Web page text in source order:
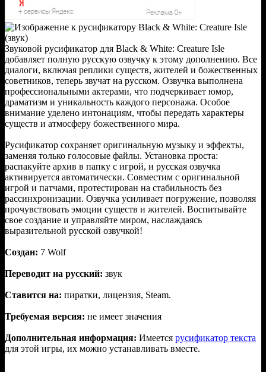
Звуковой русификатор для Black & White: Creature Isle
добавляет полную русскую озвучку к этому дополнению. Все
диалоги, включая реплики существ, жителей и божественных
советников, теперь звучат на русском. Озвучка выполнена
профессиональными актерами, что подчеркивает юмор,
драматизм и уникальность каждого персонажа. Особое
внимание уделено интонациям, чтобы передать характеры
существ и атмосферу божественного мира.
Русификатор сохраняет оригинальную музыку и эффекты,
заменяя только голосовые файлы. Установка проста:
распакуйте архив в папку с игрой, и русская озвучка
активируется автоматически. Совместим с оригинальной
игрой и патчами, протестирован на стабильность без
рассинхронизации. Озвучка усиливает погружение, позволяя
прочувствовать эмоции существ и жителей. Воспитывайте
свое создание и управляйте миром, наслаждаясь
выразительной русской озвучкой!
Создан: 7 Wolf
Переводит на русский: звук
Ставится на: пиратки, лицензия, Steam.
Требуемая версия: не имеет значения
Дополнительная информация: Имеется русификатор текста
для этой игры, их можно устанавливать вместе.